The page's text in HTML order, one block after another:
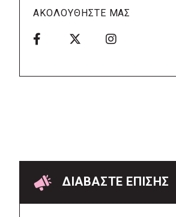
Δήμος Παπάγου-Χολαργού:
Επαναλαμβανόμενοι
βανδαλισμοί στο δίκτυο
το εκκλησάκι της
Μεταμόρφωσης του Σωτήρος
πριν από 14 ώρες
Περιφέρεια Αττικής: Έξι
ΑΚΟΛΟΥΘΗΣΤΕ ΜΑΣ
ΔΙΑΒΑΣΤΕ ΕΠΙΣΗΣ